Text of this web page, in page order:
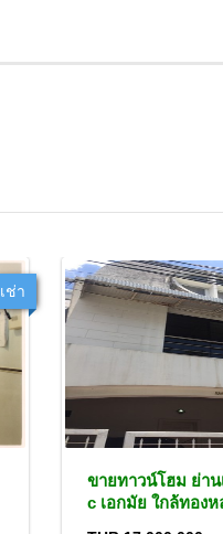
เช่า
ขายทาวน์โฮม ย่า
c เอกมัย ใกล้ทองห